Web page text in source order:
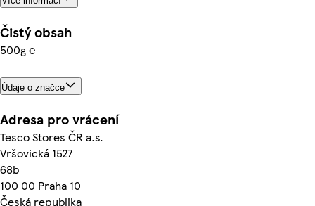
Čistý obsah
500g ℮
Údaje o značce
Adresa pro vrácení
Tesco Stores ČR a.s.
Vršovická 1527
68b
100 00 Praha 10
Česká republika